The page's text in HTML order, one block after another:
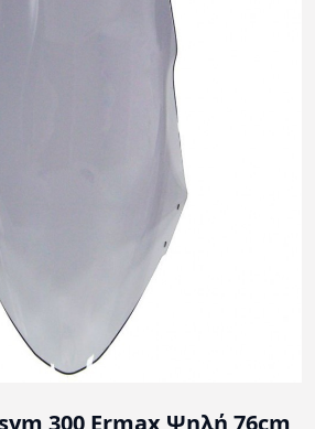
300 Ermax Ψηλή 76cm